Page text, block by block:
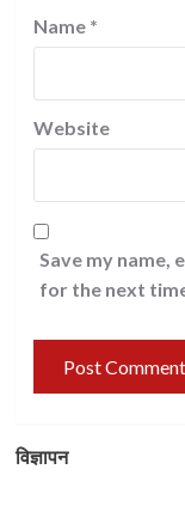
Name *
Website
Save my name,
for the next
विज्ञापन